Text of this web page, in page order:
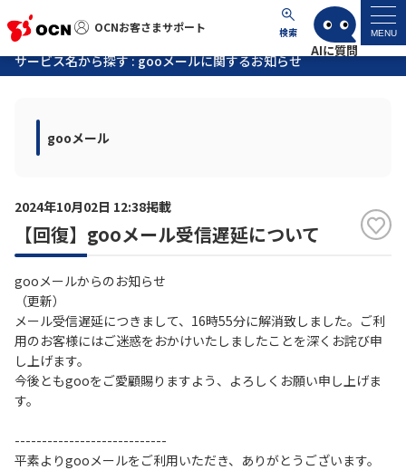
OCNお客さまサポート 検索 MENU
OCNお客さまサポート
マイページ
サポートトップ
よくあるご質問
工事・故障情報
各種ダウンロード
履歴・お気に入り
サービス名から探す : gooメールに関するお知らせ
gooメール
2024年10月02日 12:38掲載
【回復】gooメール受信遅延について
gooメールからのお知らせ
（更新）
メール受信遅延につきまして、16時55分に解消致しました。ご利
用のお客様にはご迷惑をおかけいたしましたことを深くお詫び申
し上げます。
今後ともgooをご愛顧賜りますよう、よろしくお願い申し上げま
す。
----------------------------
平素よりgooメールをご利用いただき、ありがとうございます。